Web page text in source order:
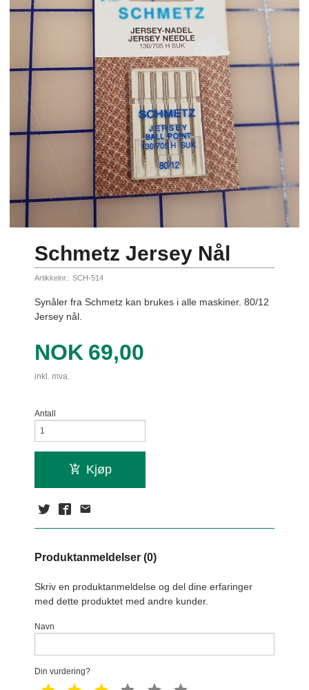
Schmetz Jersey Nål
Artikkelnr.: SCH-514
Synåler fra Schmetz kan brukes i alle maskiner. 80/12
Jersey nål.
Pris
NOK 69,00
inkl. mva.
Antall
Kjøp
Produktanmeldelser (0)
Skriv en produktanmeldelse og del dine erfaringer
med dette produktet med andre kunder.
Navn
Din vurdering?